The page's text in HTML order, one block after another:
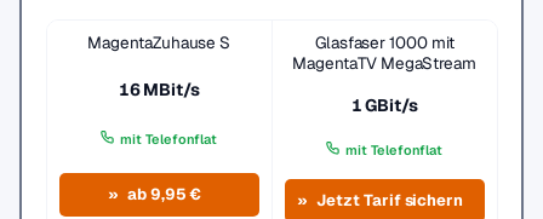
MagentaZuhause S
16 MBit/s
mit Telefonflat
ab 9,95 €
Glasfaser 1000 mit
MagentaTV MegaStream
1 GBit/s
mit Telefonflat
Jetzt Tarif sichern